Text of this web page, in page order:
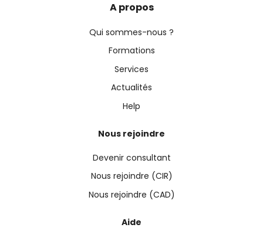
A propos
Qui sommes-nous ?
Formations
Services
Actualités
Help
Nous rejoindre
Devenir consultant
Nous rejoindre (CIR)
Nous rejoindre (CAD)
Aide